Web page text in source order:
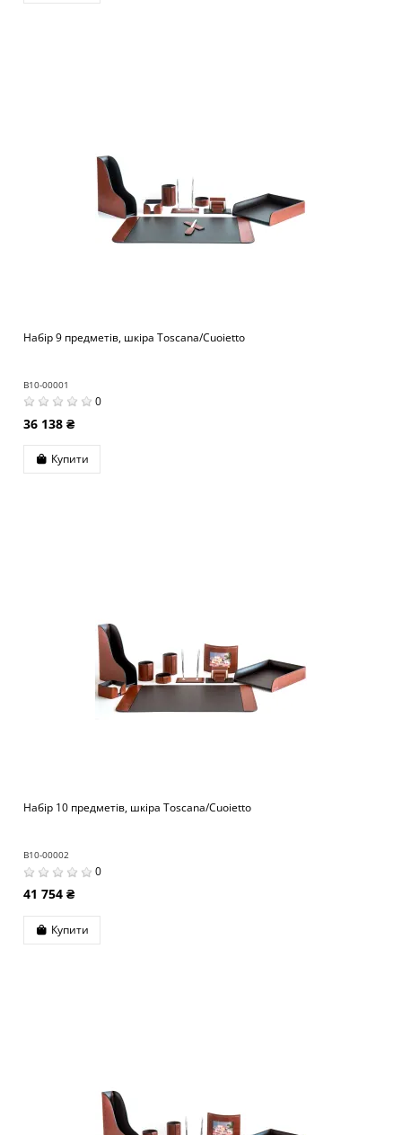
Набір 9 предметів, шкіра Toscana/Cuoietto
B10-00001
0
36 138 ₴
Купити
Набір 10 предметів, шкіра Toscana/Cuoietto
B10-00002
0
41 754 ₴
Купити